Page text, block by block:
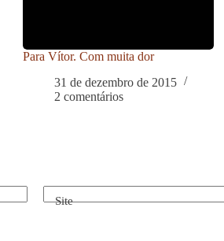
Para Vítor. Com muita dor
31 de dezembro de 2015
2 comentários
Site